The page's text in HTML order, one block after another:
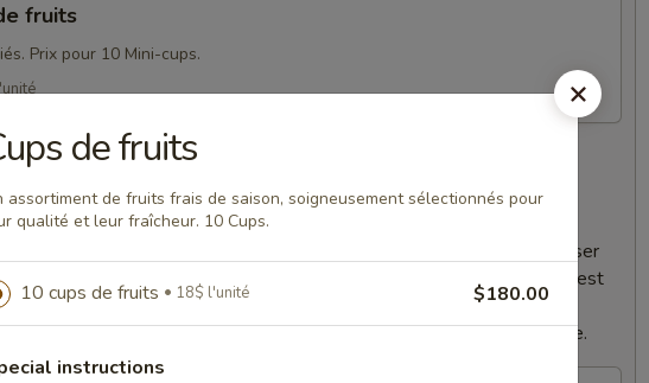
fruits
Prix pour 10 Mini-cups.
offrent une expérience de dégustation clé en main. Elles ne
préparation ni service complexe : il suffit de les disposer et de laisser
C'est la solution parfaite pour un événement sans tracas, où tout est
la logistique. Idéales pour des ambiances où le réseautage et la
Plusieurs menus offerts. Dans des cups 8 oz sans couvercle.
de fruits
assortiment de fruits frais de saison, soigneusement sélectionnés pour
qualité et leur fraîcheur. 10 Cups.
10 cups de fruits 18$ l'unité $180.00
instructions